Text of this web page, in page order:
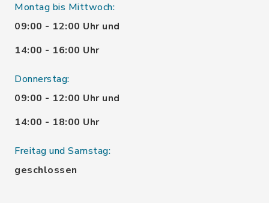
Montag bis Mittwoch:
09:00 - 12:00 Uhr und
14:00 - 16:00 Uhr
Donnerstag:
09:00 - 12:00 Uhr und
14:00 - 18:00 Uhr
Freitag und Samstag:
geschlossen